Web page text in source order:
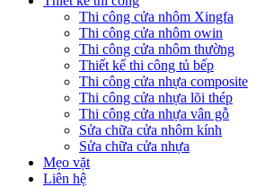
Thi công cửa nhôm Xingfa
Thi công cửa nhôm owin
Thi công cửa nhôm thường
Thiết kế thi công tủ bếp
Thi công cửa nhựa composite
Thi công cửa nhựa lõi thép
Thi công cửa nhựa vân gỗ
Sửa chữa cửa nhôm kính
Sửa chữa cửa nhựa
Mẹo vặt
Liên hệ